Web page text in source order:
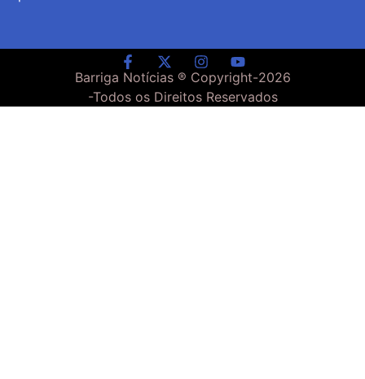
Barriga Notícias ® Copyright-2026
-Todos os Direitos Reservados